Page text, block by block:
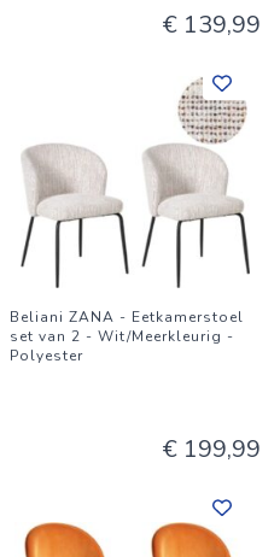
€ 139,99
Beliani ZANA - Eetkamerstoel
set van 2 - Wit/Meerkleurig -
Polyester
€ 199,99